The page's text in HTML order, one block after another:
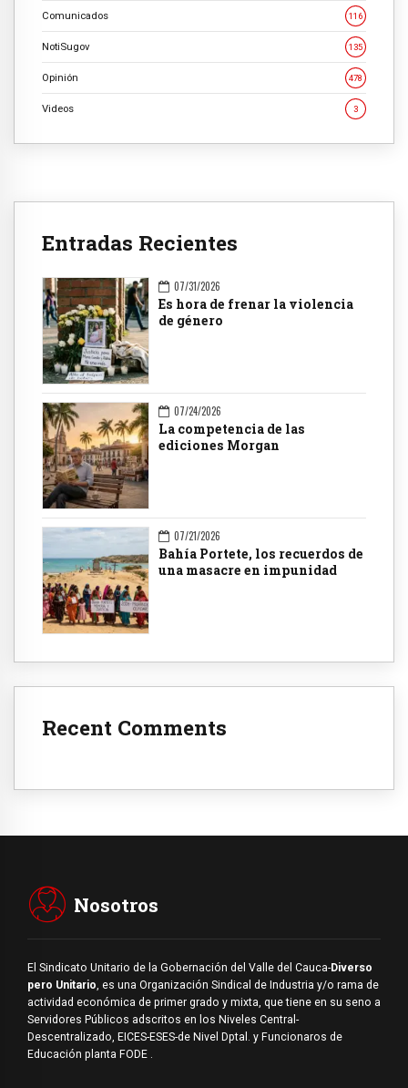
Comunicados 116
NotiSugov 135
Opinión 478
Videos 3
Entradas Recientes
07/31/2026
Es hora de frenar la violencia
de género
07/24/2026
La competencia de las
ediciones Morgan
07/21/2026
Bahía Portete, los recuerdos de
una masacre en impunidad
Recent Comments
Nosotros
El Sindicato Unitario de la Gobernación del Valle del Cauca-Diverso
pero Unitario , es una Organización Sindical de Industria y/o rama de
actividad económica de primer grado y mixta, que tiene en su seno a
Servidores Públicos adscritos en los Niveles Central-
Descentralizado, EICES-ESES-de Nivel Dptal. y Funcionaros de
Educación planta FODE .